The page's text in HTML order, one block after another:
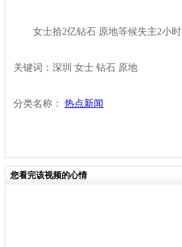
女士拾2亿钻石 原地等候失主2小时
关键词：深圳 女士 钻石 原地
分类名称： 热点新闻
您看完该视频的心情